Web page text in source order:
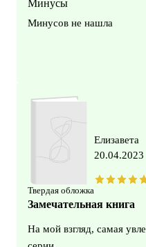
Минусы
Минусов не нашла
Твердая обложка
Елизавета
20.04.2023
Замечательная книга
На мой взгляд, самая